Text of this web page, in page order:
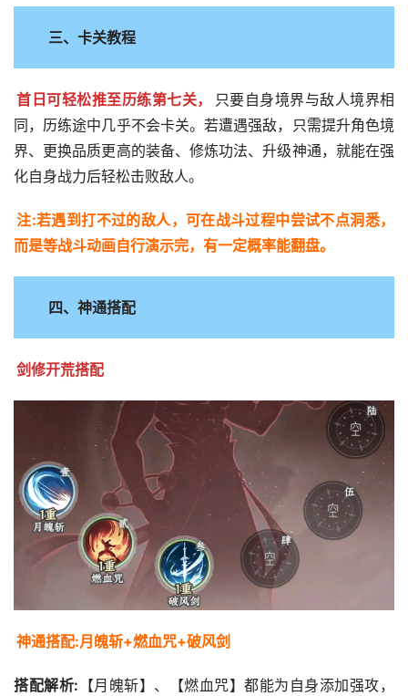
三、卡关教程
首日可轻松推至历练第七关，
只要自身境界与敌人境界相
同，历练途中几乎不会卡关。若遭遇强敌，只需提升角色境
界、更换品质更高的装备、修炼功法、升级神通，就能在强
化自身战力后轻松击败敌人。
注:若遇到打不过的敌人，可在战斗过程中尝试不点洞悉，
而是等战斗动画自行演示完，有一定概率能翻盘。
四、神通搭配
剑修开荒搭配
神通搭配:月魄斩+燃血咒+破风剑
搭配解析: 【月魄斩】、【燃血咒】都能为自身添加强攻，